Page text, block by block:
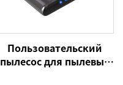
Пользовательский
пылесос для пылевых